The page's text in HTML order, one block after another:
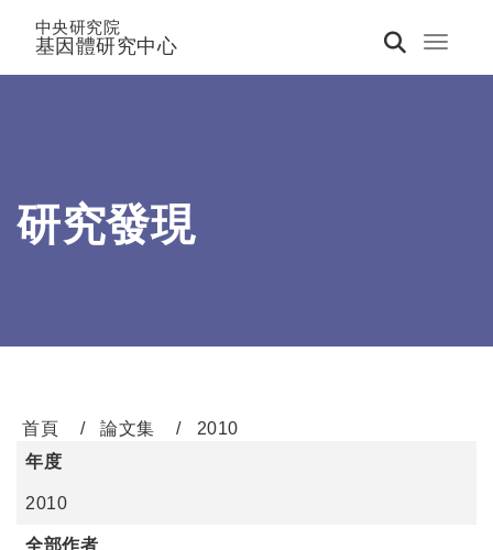
Toggle
中央研究院
基因體研究中心
研究發現
首頁 論文集
2010
年度
2010
全部作者